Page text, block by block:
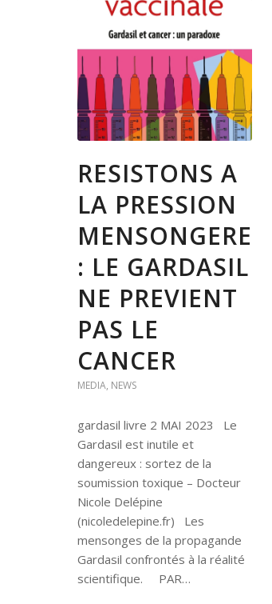
RESISTONS A
LA PRESSION
MENSONGERE
: LE GARDASIL
NE PREVIENT
PAS LE
CANCER
MEDIA, NEWS
gardasil livre 2 MAI 2023 Le
Gardasil est inutile et
dangereux : sortez de la
soumission toxique – Docteur
Nicole Delépine
(nicoledelepine.fr) Les
mensonges de la propagande
Gardasil confrontés à la réalité
scientifique. PAR…